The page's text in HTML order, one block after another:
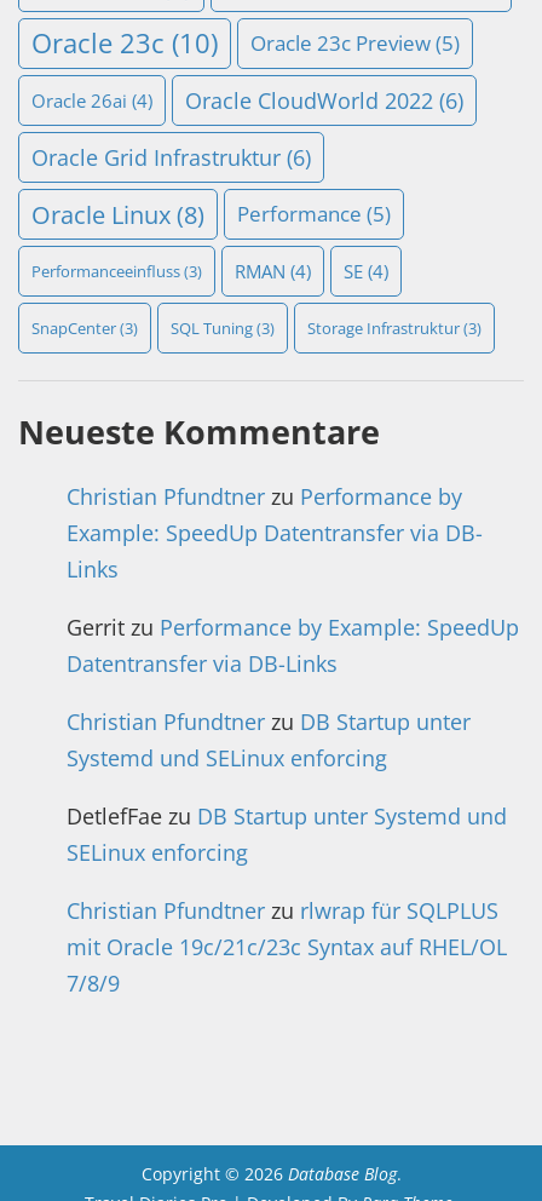
Oracle 23c (10) Oracle 23c Preview(5)
Oracle 26ai (4) Oracle CloudWorld 2022 (6)
Oracle Grid Infrastruktur (6)
Oracle Linux(8) Performance (5)
Performanceeinfluss(3) RMAN (4) SE (4)
SnapCenter(3) SQL Tuning(3) Storage Infrastruktur(3)
Neueste Kommentare
Christian Pfundtner zu Performance by
Example: SpeedUp Datentransfer via DB-
Links
Gerrit zu Performance by Example: SpeedUp
Datentransfer via DB-Links
Christian Pfundtner zu DB Startup unter
Systemd und SELinux enforcing
DetlefFae zu DB Startup unter Systemd und
SELinux enforcing
Christian Pfundtner zu rlwrap für SQLPLUS
mit Oracle 19c/21c/23c Syntax auf RHEL/OL
7/8/9
Copyright © 2026 Database Blog.